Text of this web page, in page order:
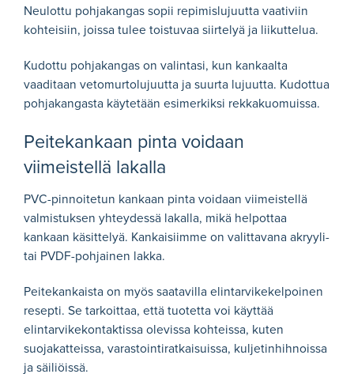
Neulottu pohjakangas sopii repimislujuutta vaativiin
kohteisiin, joissa tulee toistuvaa siirtelyä ja liikuttelua.
Kudottu pohjakangas on valintasi, kun kankaalta
vaaditaan vetomurtolujuutta ja suurta lujuutta. Kudottua
pohjakangasta käytetään esimerkiksi rekkakuomuissa.
Peitekankaan pinta voidaan
viimeistellä lakalla
PVC-pinnoitetun kankaan pinta voidaan viimeistellä
valmistuksen yhteydessä lakalla, mikä helpottaa
kankaan käsittelyä. Kankaisiimme on valittavana akryyli-
tai PVDF-pohjainen lakka.
Peitekankaista on myös saatavilla elintarvikekelpoinen
resepti. Se tarkoittaa, että tuotetta voi käyttää
elintarvikekontaktissa olevissa kohteissa, kuten
suojakatteissa, varastointiratkaisuissa, kuljetinhihnoissa
ja säiliöissä.